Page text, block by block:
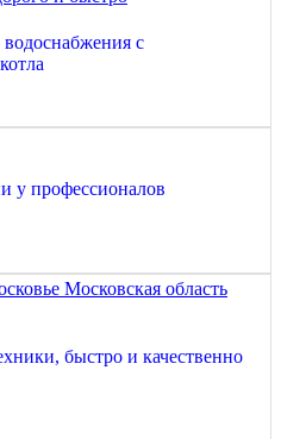
с
у профессионалов
быстро и качественно